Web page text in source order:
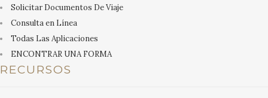
Solicitar Documentos De Viaje
Consulta en Línea
Todas Las Aplicaciones
ENCONTRAR UNA FORMA
RECURSOS